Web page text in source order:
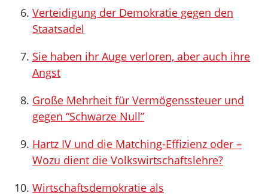
Verteidigung der Demokratie gegen den
Staatsadel
Sie haben ihr Auge verloren, aber auch ihre
Angst
Große Mehrheit für Vermögenssteuer und
gegen “Schwarze Null”
Hartz IV und die Matching-Effizienz oder –
Wozu dient die Volkswirtschaftslehre?
Wirtschaftsdemokratie als